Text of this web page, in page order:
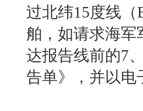
过北纬15度线
舶，如请求海军
达报告线前的7
告单》，并以电